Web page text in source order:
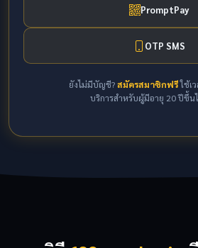
PromptPay
OTP SMS
ยังไม่มีบัญชี?สมัครสมาชิกฟรีใช้เ
บริการสำหรับผู้มีอายุ 20 ปีขึ้น